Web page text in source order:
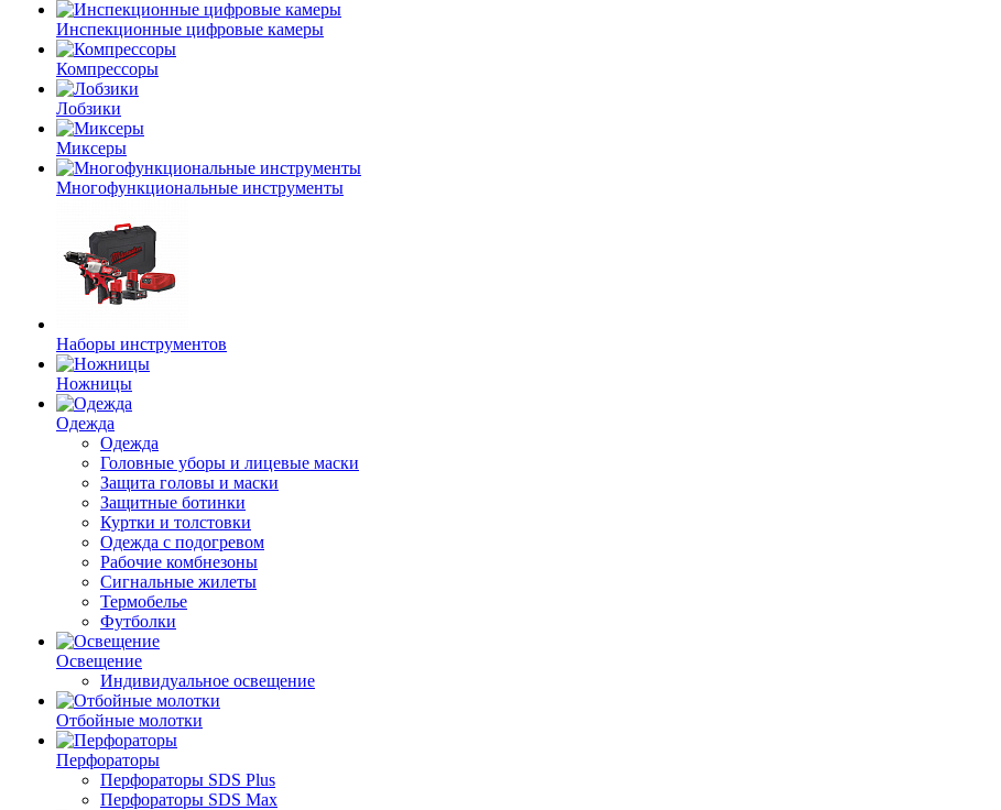
Инспекционные цифровые камеры
Компрессоры
Лобзики
Миксеры
Многофункциональные инструменты
Наборы инструментов
Ножницы
Одежда
Одежда
Головные уборы и лицевые маски
Защита головы и маски
Защитные ботинки
Куртки и толстовки
Одежда с подогревом
Рабочие комбнезоны
Сигнальные жилеты
Термобелье
Футболки
Освещение
Индивидуальное освещение
Отбойные молотки
Перфораторы
Перфораторы SDS Plus
Перфораторы SDS Max